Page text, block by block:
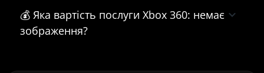
💰 Яка вартість послуги Xbox 360: немає
зображення?